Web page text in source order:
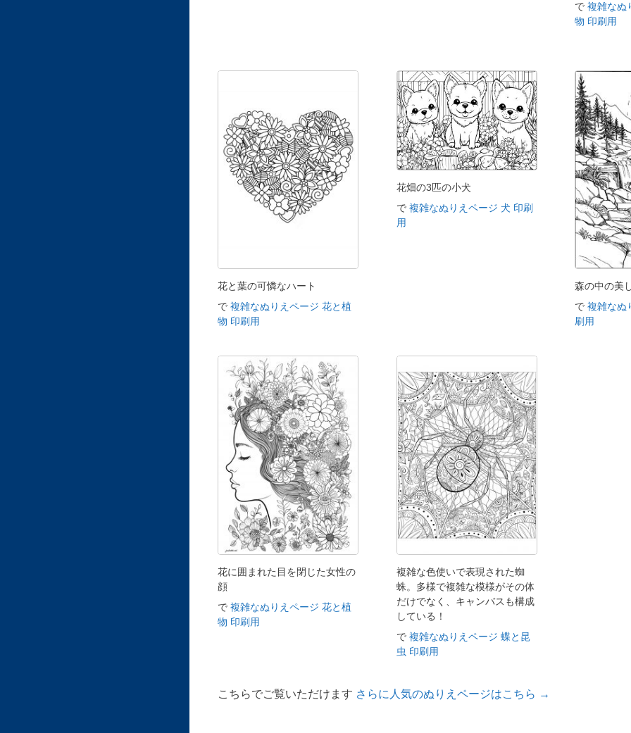
で複雑なぬ
物 印刷用
花と葉の可憐なハート
で 複雑なぬりえページ 花と植
物 印刷用
花畑の3匹の小犬
で 複雑なぬりえページ 犬 印刷
用
森の中の美
で複雑なぬ
刷用
花に囲まれた目を閉じた女性の
顔
で 複雑なぬりえページ 花と植
物 印刷用
複雑な色使いで表現された蜘
蛛。多様で複雑な模様がその体
だけでなく、キャンバスも構成
している！
で 複雑なぬりえページ 蝶と昆
虫 印刷用
こちらでご覧いただけます さらに人気のぬりえページはこちら →